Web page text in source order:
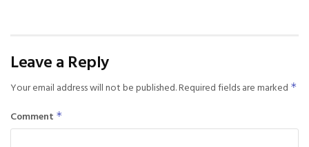
Leave a Reply
Your email address will not be published.Required fields are marked *
Comment *